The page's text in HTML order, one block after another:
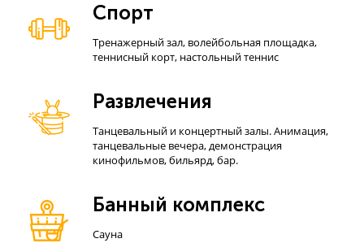
Спорт
Тренажерный зал, волейбольная площадка,
теннисный корт, настольный теннис
Развлечения
Танцевальный и концертный залы. Анимация,
танцевальные вечера, демонстрация
кинофильмов, бильярд, бар.
Банный комплекс
Сауна